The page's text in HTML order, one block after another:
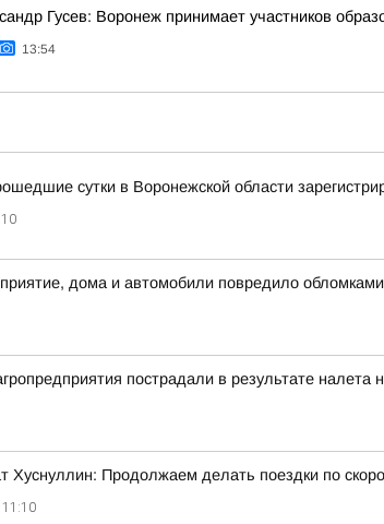
Гусев: Воронеж принимает участников
13:54
сутки в Воронежской области
дома и автомобили повредило
пострадали в результате налета
Хуснуллин: Продолжаем делать поездки по
11:10